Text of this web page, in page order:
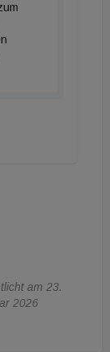
am 23.
2026